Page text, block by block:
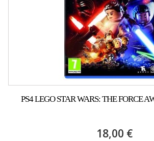
PS4 LEGO STAR WARS: THE FORCE
18,00 €